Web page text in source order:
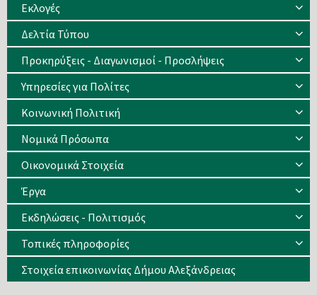
Eκλογές
Δελτία Τύπου
Προκηρύξεις - Διαγωνισμοί - Προσλήψεις
Υπηρεσίες για Πολίτες
Κοινωνική Πολιτική
Νομικά Πρόσωπα
Οικονομικά Στοιχεία
Έργα
Εκδηλώσεις - Πολιτισμός
Τοπικές πληροφορίες
Στοιχεία επικοινωνίας Δήμου Αλεξάνδρειας